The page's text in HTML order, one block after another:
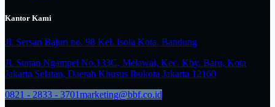
Kantor Kami
Jl. Sersan Bajuri no. 98 Kel. Isola Kota. Bandung
Jl. Sunan Ngampel No.133C, Melawai, Kec. Kby. Baru, Kota
Jakarta Selatan, Daerah Khusus Ibukota Jakarta 12160
0821 - 2833 - 3701marketing@bbf.co.id